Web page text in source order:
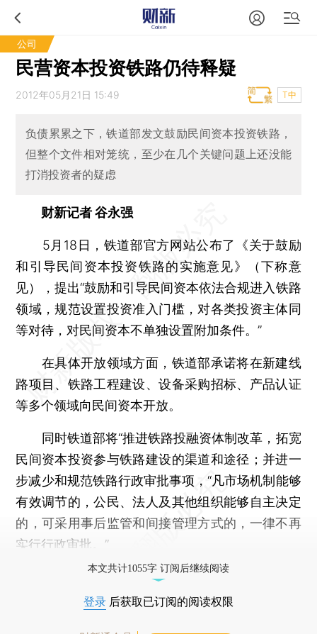
公司
民营资本投资铁路仍待释疑
2012年05月21日 15:49 T中
负债累累之下，铁道部发文鼓励民间资本投资铁路，
但整个文件相对笼统，至少在几个关键问题上还没能
打消投资者的疑虑
财新记者 谷永强
5月18日，铁道部官方网站公布了《关于鼓励
和引导民间资本投资铁路的实施意见》（下称意
见），提出“鼓励和引导民间资本依法合规进入铁路
领域，规范设置投资准入门槛，对各类投资主体同
等对待，对民间资本不单独设置附加条件。”
在具体开放领域方面，铁道部承诺将在新建线
路项目、铁路工程建设、设备采购招标、产品认证
等多个领域向民间资本开放。
同时铁道部将“推进铁路投融资体制改革，拓宽
民间资本投资参与铁路建设的渠道和途径；并进一
步减少和规范铁路行政审批事项，“凡市场机制能够
有效调节的，公民、法人及其他组织能够自主决定
的，可采用事后监管和间接管理方式的，一律不再
实行行政审批。”
本文共计1055字 订阅后继续阅读
登录 后获取已订阅的阅读权限